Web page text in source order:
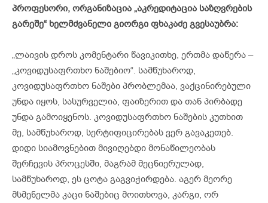
პროფესორი, ორგანიზაცია „აკრედიტაცია საზღვრების
გარეშე“ ხელმძვანელი გიორგი ფხაკაძე გვესაუბრა:
„ლაივის დროს კომენტარი წავიკითხე, ერთმა დაწერა –
„კოვიდუსაფრთხო ნაშებიო“. სამწუხაროდ,
კოვიდუსაფრთხო ნაშები პრობლემაა, ვაქცინირებული
უნდა იყოს, სასურველია, ფაიზერით და თან პირბადე
უნდა გამოიყენოს. კოვიდუსაფრთხო ნაშების კუთხით
მე, სამწუხაროდ, სერტიფიცირებას ვერ გავაკეთებ.
დიდი სიამოვნებით მივიღებდი მონაწილეობას
შერჩევის პროცესში, მაგრამ მეცნიერულად,
სამწუხაროდ, ეს ცოტა გაგვიჭირდება. აგერ მეორე
მსმენელმა კაცი ნაშებიც მოითხოვა, კარგი, ორ